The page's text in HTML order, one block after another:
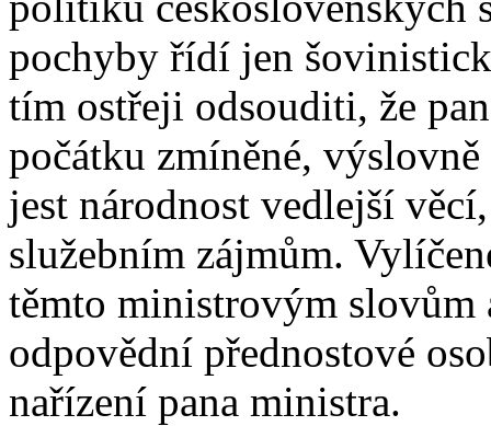
pochyby řídí jen
tím ostřeji odsouditi, že
počátku zmíněné,
jest národnost vedlejší
služebním zájmům.
těmto ministrovým slovům
odpovědní přednostové
nařízení pana ministra.